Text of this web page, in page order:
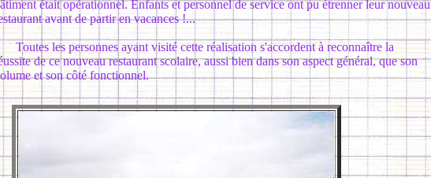
était opérationnel. Enfants et personnel de service ont pu étrenner leur nouveau
avant de partir en vacances !...
les personnes ayant visité cette réalisation s'accordent à reconnaître la
de ce nouveau restaurant scolaire, aussi bien dans son aspect général, que son
et son côté fonctionnel.